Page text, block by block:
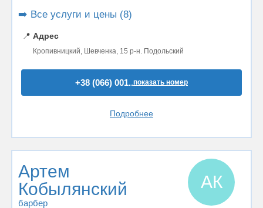
➡️ Все услуги и цены (8)
📍 Адрес
Кропивницкий, Шевченка, 15 р-н. Подольский
+38 (066) 001..показать номер
Подробнее
Артем
Кобылянский
барбер
АК